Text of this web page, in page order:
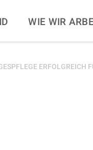
WIE WIR
ERFOLGREICH